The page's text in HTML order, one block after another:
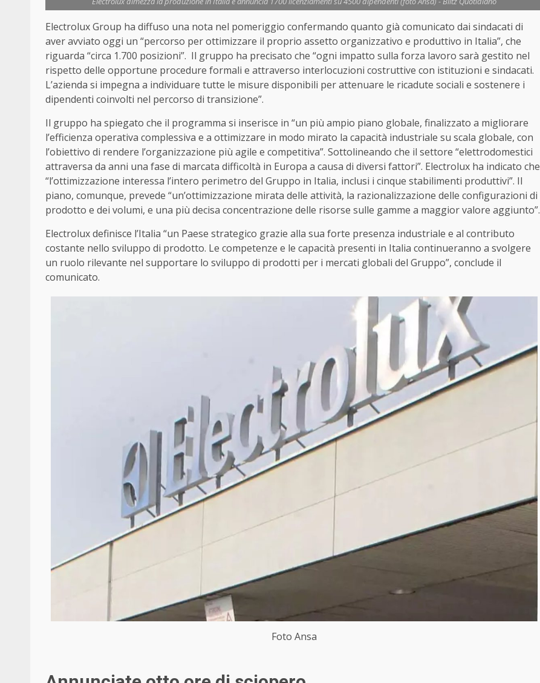
Electrolux Group ha diffuso una nota nel pomeriggio confermando quanto già comunicato dai sindacati di
aver avviato oggi un “percorso per ottimizzare il proprio assetto organizzativo e produttivo in Italia”, che
riguarda “circa 1.700 posizioni”. Il gruppo ha precisato che “ogni impatto sulla forza lavoro sarà gestito nel
rispetto delle opportune procedure formali e attraverso interlocuzioni costruttive con istituzioni e sindacati.
L’azienda si impegna a individuare tutte le misure disponibili per attenuare le ricadute sociali e sostenere i
dipendenti coinvolti nel percorso di transizione”.
Il gruppo ha spiegato che il programma si inserisce in “un più ampio piano globale, finalizzato a migliorare
l’efficienza operativa complessiva e a ottimizzare in modo mirato la capacità industriale su scala globale, con
l’obiettivo di rendere l’organizzazione più agile e competitiva”. Sottolineando che il settore “elettrodomestici
attraversa da anni una fase di marcata difficoltà in Europa a causa di diversi fattori”. Electrolux ha indicato che
“l’ottimizzazione interessa l’intero perimetro del Gruppo in Italia, inclusi i cinque stabilimenti produttivi”. Il
piano, comunque, prevede “un’ottimizzazione mirata delle attività, la razionalizzazione delle configurazioni di
prodotto e dei volumi, e una più decisa concentrazione delle risorse sulle gamme a maggior valore aggiunto”.
Electrolux definisce l’Italia “un Paese strategico grazie alla sua forte presenza industriale e al contributo
costante nello sviluppo di prodotto. Le competenze e le capacità presenti in Italia continueranno a svolgere
un ruolo rilevante nel supportare lo sviluppo di prodotti per i mercati globali del Gruppo”, conclude il
comunicato.
Foto Ansa